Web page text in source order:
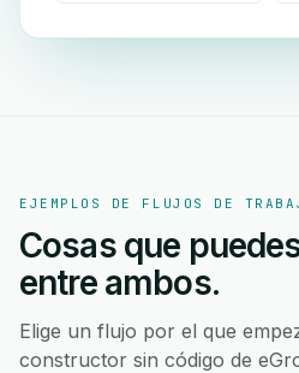
EJEMPLOS DE FLUJOS DE
Cosas que
entre ambos.
Elige un flujo por el que
constructor sin código de